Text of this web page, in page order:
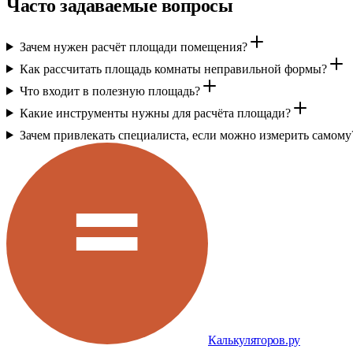
Часто задаваемые вопросы
Зачем нужен расчёт площади помещения?
Как рассчитать площадь комнаты неправильной формы?
Что входит в полезную площадь?
Какие инструменты нужны для расчёта площади?
Зачем привлекать специалиста, если можно измерить
Калькуляторов.ру